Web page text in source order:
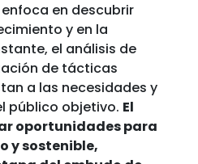
en descubrir
y en la
el análisis de
de tácticas
a las necesidades y
público objetivo. El
oportunidades para
y sostenible,